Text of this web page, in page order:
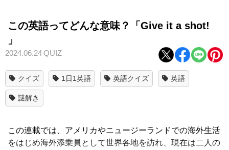
この英語ってどんな意味？「Give it a shot!
」
2024.06.24QUIZ
クイズ 1日1英語 英語クイズ 英語
謎解き
この連載では、アメリカやニュージーランドでの海外生活
をはじめ海外添乗員として世界各地を訪れ、現在は二人の